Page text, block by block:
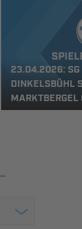
23.04.2026: SG
DINKELSBÜHL
MARKTBERGEL